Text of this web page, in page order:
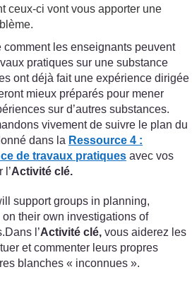
ceux-ci vont vous apporter une
comment les enseignants peuvent
pratiques sur une substance
ont déjà fait une expérience dirigée
mieux préparés pour mener
sur d’autres substances.
vivement de suivre le plan du
dans la Ressource 4 :
de travaux pratiques avec vos
l’Activité clé.
support groups in planning,
their own investigations of
l’Activité clé, vous aiderez les
et commenter leurs propres
blanches « inconnues ».